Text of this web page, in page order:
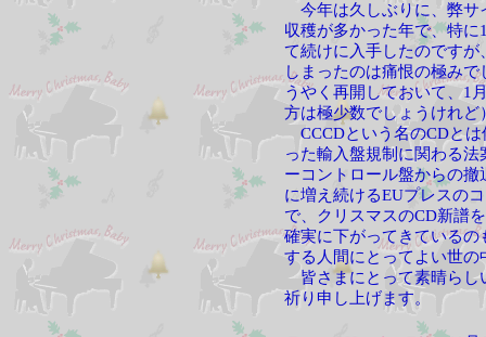
今年は久しぶりに、弊サ
収穫が多かった年で、特
て続けに入手したのです
しまったのは痛恨の極み
うやく再開しておいて、1
方は極少数でしょうけれど
CCCDという名のCDとは
った輸入盤規制に関わる
ーコントロール盤からの
に増え続けるEUプレスの
で、クリスマスのCD新譜
確実に下がってきている
する人間にとってよい世
皆さまにとって素晴らし
祈り申し上げます。